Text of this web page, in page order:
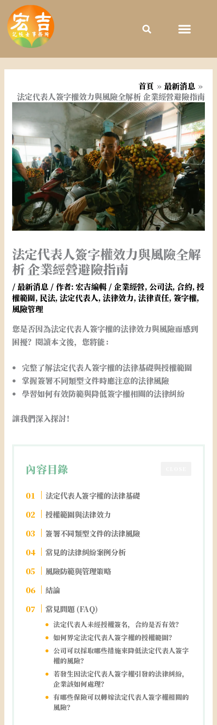
內
容
首頁
最新消息
法定代表人簽字權效力與風險全解析 企業經營避險指南
法定代表人簽字權效力與風險全解
析 企業經營避險指南
/最新消息/ 作者: 宏吉編輯 /企業經營, 公司法, 合約, 授
權範圍, 民法, 法定代表人, 法律效力, 法律責任, 簽字權,
風險管理
您是否因為法定代表人簽字權的法律效力與風險而感到
困擾？閱讀本文後，您將能：
完整了解法定代表人簽字權的法律基礎與授權範圍
掌握簽署不同類型文件時應注意的法律風險
學習如何有效防範與降低簽字權相關的法律糾紛
讓我們深入探討！
內容目錄
法定代表人簽字權的法律基礎
授權範圍與法律效力
簽署不同類型文件的法律風險
常見的法律糾紛案例分析
風險防範與管理策略
結論
常見問題 (FAQ)
法定代表人未經授權簽名，合約是否有效？
如何界定法定代表人簽字權的授權範圍？
公司可以採取哪些措施來降低法定代表人簽字
權的風險？
若發生因法定代表人簽字權引發的法律糾紛，
企業該如何處理？
有哪些保險可以轉嫁法定代表人簽字權相關的
風險？